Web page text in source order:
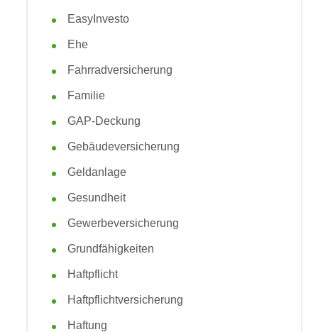
EasyInvesto
Ehe
Fahrradversicherung
Familie
GAP-Deckung
Gebäudeversicherung
Geldanlage
Gesundheit
Gewerbeversicherung
Grundfähigkeiten
Haftpflicht
Haftpflichtversicherung
Haftung